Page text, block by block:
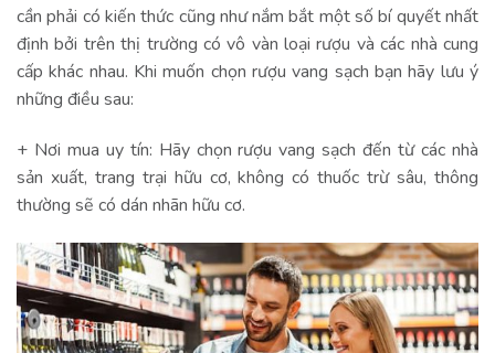
cần phải có kiến thức cũng như nắm bắt một số bí quyết nhất
định bởi trên thị trường có vô vàn loại rượu và các nhà cung
cấp khác nhau. Khi muốn chọn rượu vang sạch bạn hãy lưu ý
những điều sau:
+ Nơi mua uy tín: Hãy chọn rượu vang sạch đến từ các nhà
sản xuất, trang trại hữu cơ, không có thuốc trừ sâu, thông
thường sẽ có dán nhãn hữu cơ.